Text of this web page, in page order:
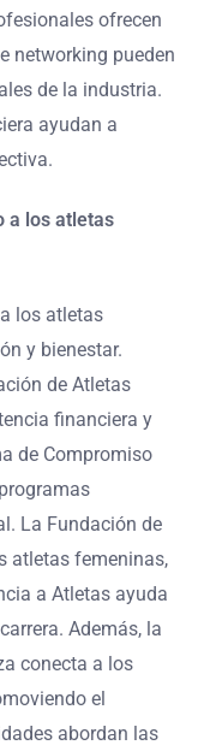
ofrecen
networking pueden
de la industria.
ayudan a
a los atletas
los atletas
y bienestar.
de Atletas
financiera y
de Compromiso
La Fundación de
atletas femeninas,
a Atletas ayuda
Además, la
conecta a los
el
abordan las